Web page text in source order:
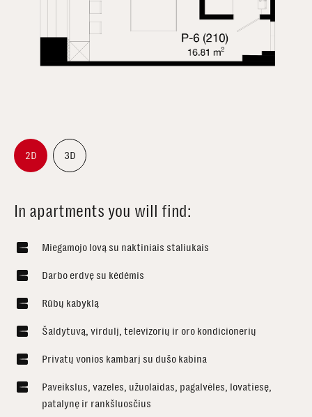
2D 3D
In apartments you will find:
Miegamojo lovą su naktiniais staliukais
Darbo erdvę su kėdėmis
Rūbų kabyklą
Šaldytuvą, virdulį, televizorių ir oro kondicionerių
Privatų vonios kambarį su dušo kabina
Paveikslus, vazeles, užuolaidas, pagalvėles, lovatiesę,
patalynę ir rankšluosčius